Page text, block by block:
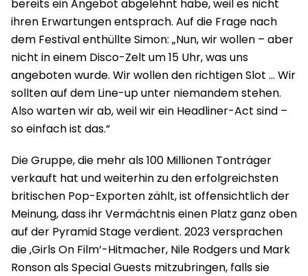
bereits ein Angebot abgelehnt habe, weil es nicht
ihren Erwartungen entsprach. Auf die Frage nach
dem Festival enthüllte Simon: „Nun, wir wollen – aber
nicht in einem Disco-Zelt um 15 Uhr, was uns
angeboten wurde. Wir wollen den richtigen Slot … Wir
sollten auf dem Line-up unter niemandem stehen.
Also warten wir ab, weil wir ein Headliner-Act sind –
so einfach ist das.“
Die Gruppe, die mehr als 100 Millionen Tonträger
verkauft hat und weiterhin zu den erfolgreichsten
britischen Pop-Exporten zählt, ist offensichtlich der
Meinung, dass ihr Vermächtnis einen Platz ganz oben
auf der Pyramid Stage verdient. 2023 versprachen
die ‚Girls On Film‘-Hitmacher, Nile Rodgers und Mark
Ronson als Special Guests mitzubringen, falls sie